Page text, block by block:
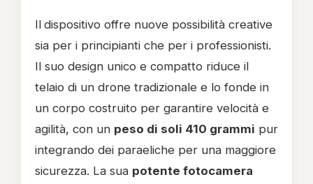
Il dispositivo offre nuove possibilità creative
sia per i principianti che per i professionisti.
Il suo design unico e compatto riduce il
telaio di un drone tradizionale e lo fonde in
un corpo costruito per garantire velocità e
agilità, con un peso di soli 410 grammi pur
integrando dei paraeliche per una maggiore
sicurezza. La sua potente fotocamera